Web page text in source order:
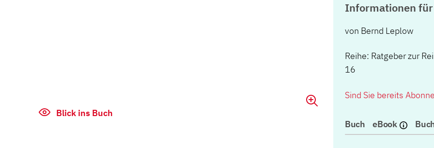
Informationen
von Bernd Leplow
Reihe: Ratgeber zur
16
Sind Sie bereits
Buch eBook
Blick ins Buch